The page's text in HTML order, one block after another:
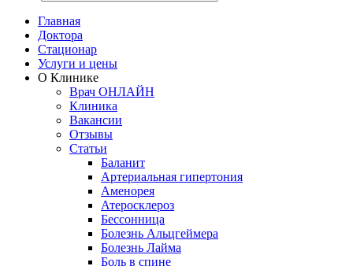
Главная
Доктора
Стационар
Услуги и цены
О Клинике
Врач ОНЛАЙН
Клиника
Вакансии
Отзывы
Статьи
Баланит
Артериальная гипертония
Аменорея
Атеросклероз
Бессонница
Болезнь Альцгеймера
Болезнь Лайма
Боль в спине